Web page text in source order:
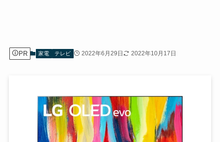
PR 家電 テレビ 2022年6月29日 2022年10月17日